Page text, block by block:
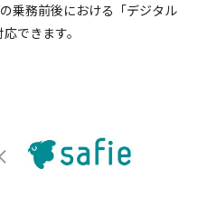
乗務前後における「デジタル
できます。